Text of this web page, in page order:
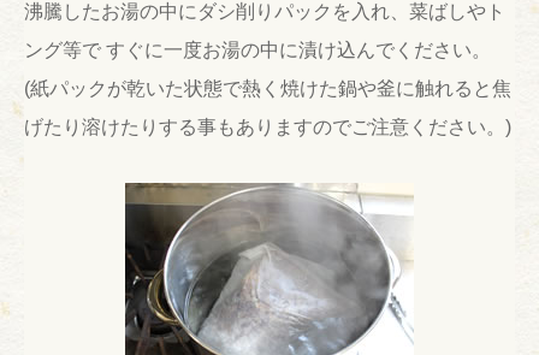
沸騰したお湯の中にダシ削りパックを入れ、菜ばしやト
ング等で すぐに一度お湯の中に漬け込んでください。
(紙パックが乾いた状態で熱く焼けた鍋や釜に触れると焦
げたり溶けたりする事もありますのでご注意ください。)